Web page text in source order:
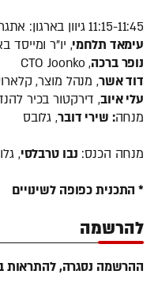
11:15-11:45 גיוון בארגון: אתגרים והזדמנויות ארוכי טווח
עימאד תלחמי, יו"ר ומייסד
נופר ברכה, CTO Joonko
דוד אשר, מנהל מוצר,
עלי איוב, דירקטור בכיר
מנחה: שירי דובר, גלובס
מנחה הכנס: נבו טרבלסי,
* התכנית כפופה לשינויים
להרשמה
ההרשמה נסגרה, להתראות